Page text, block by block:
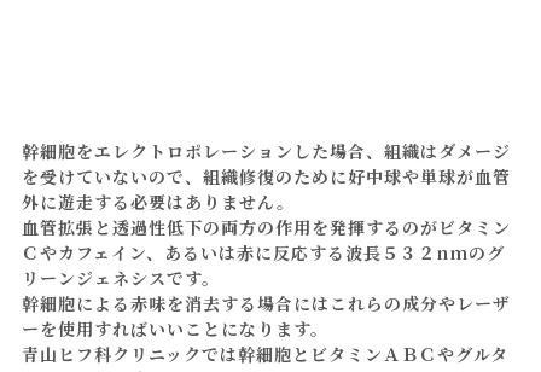
幹細胞をエレクトロポレーションした場合、組織はダメージ
を受けていないので、組織修復のために好中球や単球が血管
外に遊走する必要はありません。
血管拡張と透過性低下の両方の作用を発揮するのがビタミン
Ｃやカフェイン、あるいは赤に反応する波長５３２nmのグ
リーンジェネシスです。
幹細胞による赤味を消去する場合にはこれらの成分やレーザ
ーを使用すればいいことになります。
青山ヒフ科クリニックでは幹細胞とビタミンＡＢＣやグルタ